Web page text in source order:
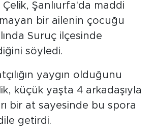
Şanlıurfa'da maddi
bir ailenin çocuğu
Suruç ilçesinde
söyledi.
yaygın olduğunu
küçük yaşta 4 arkadaşıyla
bir at sayesinde bu spora
dile getirdi.